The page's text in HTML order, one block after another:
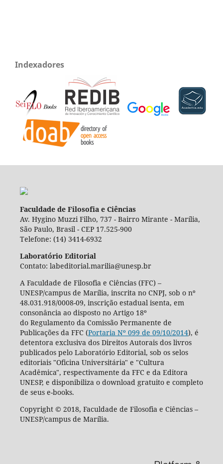
Indexadores
Faculdade de Filosofia e Ciências
Av. Hygino Muzzi Filho, 737 - Bairro Mirante - Marília,
São Paulo, Brasil - CEP 17.525-900
Telefone: (14) 3414-6932
Laboratório Editorial
Contato: labeditorial.marilia@unesp.br
A Faculdade de Filosofia e Ciências (FFC) –
UNESP/campus de Marília, inscrita no CNPJ, sob o nº
48.031.918/0008-09, inscrição estadual isenta, em
consonância ao disposto no Artigo 18º
do Regulamento da Comissão Permanente de
Publicações da FFC (Portaria Nº 099 de 09/10/2014), é
detentora exclusiva dos Direitos Autorais dos livros
publicados pelo Laboratório Editorial, sob os selos
editoriais "Oficina Universitária" e "Cultura
Acadêmica", respectivamente da FFC e da Editora
UNESP, e disponibiliza o download gratuito e completo
de seus e-books.
Copyright © 2018, Faculdade de Filosofia e Ciências –
UNESP/campus de Marília.